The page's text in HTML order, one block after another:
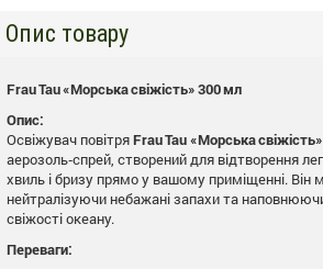
Опис товару
Frau Tau «Морська свіжість» 300 мл
Опис:
Освіжувач повітряFrau Tau «Морська
аерозоль‑спрей, створений для відтворення
хвиль і бризу прямо у вашому приміщенні. Він
нейтралізуючи небажані запахи та
свіжості океану.
Переваги: